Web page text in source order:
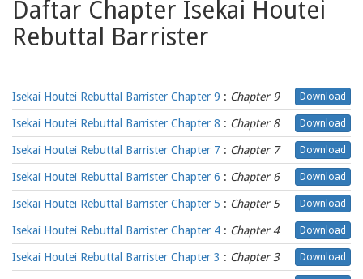
Daftar Chapter Isekai Houtei
Rebuttal Barrister
Isekai Houtei Rebuttal Barrister Chapter 9 : Chapter 9 Download
Isekai Houtei Rebuttal Barrister Chapter 8 : Chapter 8 Download
Isekai Houtei Rebuttal Barrister Chapter 7 : Chapter 7 Download
Isekai Houtei Rebuttal Barrister Chapter 6 : Chapter 6 Download
Isekai Houtei Rebuttal Barrister Chapter 5 : Chapter 5 Download
Isekai Houtei Rebuttal Barrister Chapter 4 : Chapter 4 Download
Isekai Houtei Rebuttal Barrister Chapter 3 : Chapter 3 Download